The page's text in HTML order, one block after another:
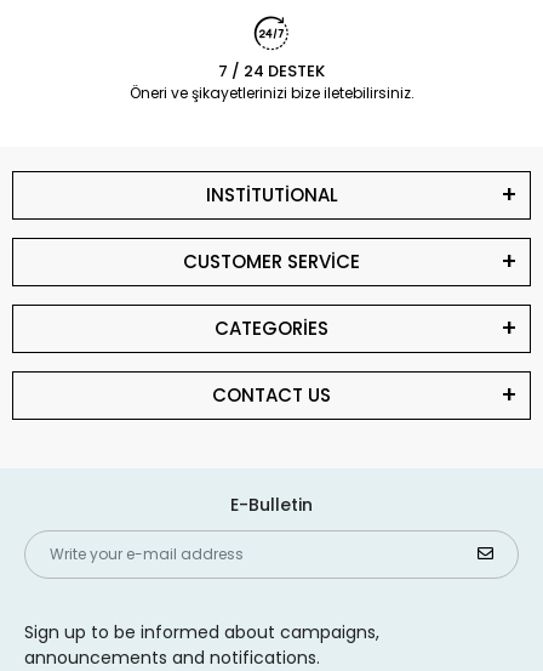
7 / 24 DESTEK
Öneri ve şikayetlerinizi bize iletebilirsiniz.
INSTİTUTİONAL
CUSTOMER SERVİCE
CATEGORİES
CONTACT US
E-Bulletin
Sign up to be informed about campaigns,
announcements and notifications.